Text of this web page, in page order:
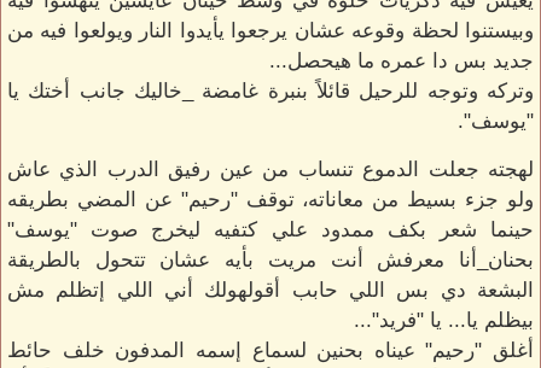
وبيستنوا لحظة وقوعه عشان يرجعوا يأيدوا النار ويولعوا فيه من
جديد بس دا عمره ما هيحصل...
وتركه وتوجه للرحيل قائلاً بنبرة غامضة _خاليك جانب أختك يا
"يوسف".
لهجته جعلت الدموع تنساب من عين رفيق الدرب الذي عاش
ولو جزء بسيط من معاناته، توقف "رحيم" عن المضي بطريقه
حينما شعر بكف ممدود علي كتفيه ليخرج صوت "يوسف"
بحنان_أنا معرفش أنت مريت بأيه عشان تتحول بالطريقة
البشعة دي بس اللي حابب أقولهولك أني اللي إتظلم مش
بيظلم يا... يا "فريد"...
أغلق "رحيم" عيناه بحنين لسماع إسمه المدفون خلف حائط